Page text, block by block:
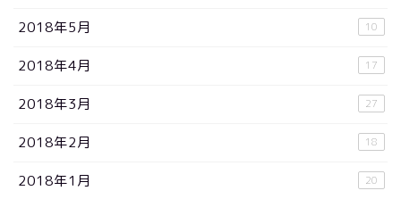
2018年5月 10
2018年4月 17
2018年3月 27
2018年2月 18
2018年1月 20